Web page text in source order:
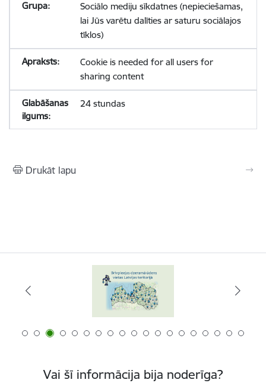
Sociālo mediju sīkdatnes (nepieciešamas,
lai Jūs varētu dalīties ar saturu sociālajos
tīklos)
Cookie is needed for all users for
sharing content
24 stundas
Drukāt lapu
Vai šī informācija bija noderīga?